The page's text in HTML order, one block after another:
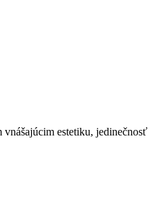
vnášajúcim estetiku, jedinečnosť